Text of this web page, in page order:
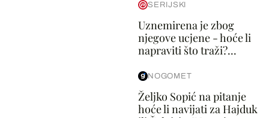
SERIJSKI
Uznemirena je zbog
njegove ucjene - hoće li
napraviti što traži?...
NOGOMET
Željko Sopić na pitanje
hoće li navijati za Hajduk